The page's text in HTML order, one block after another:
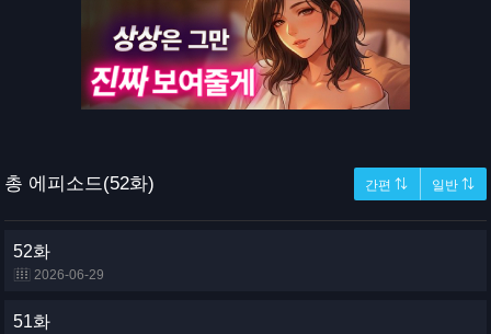
총 에피소드(52화) 간편 ⇅ 일반 ⇅
52화
2026-06-29
51화